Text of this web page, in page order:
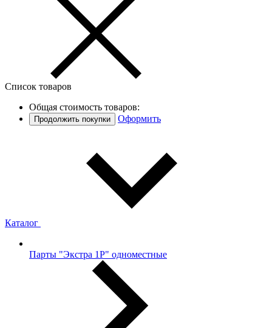
Список товаров
Общая стоимость товаров:
Продолжить покупки Оформить
Каталог
Парты "Экстра 1Р" одноместные